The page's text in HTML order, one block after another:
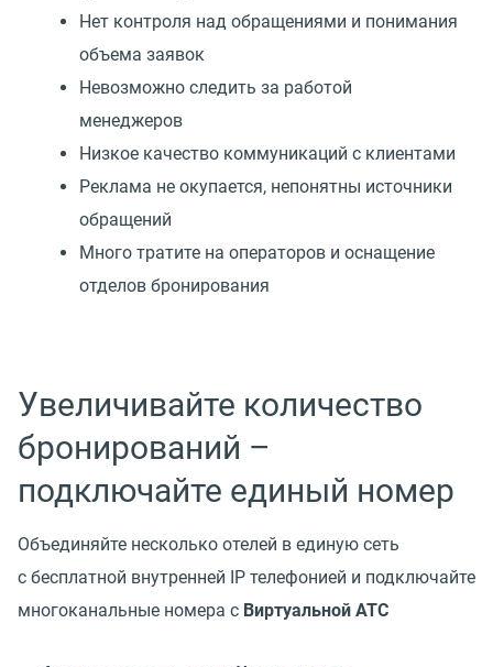
Нет контроля над обращениями и понимания
объема заявок
Невозможно следить за работой
менеджеров
Низкое качество коммуникаций с клиентами
Реклама не окупается, непонятны источники
обращений
Много тратите на операторов и оснащение
отделов бронирования
Увеличивайте количество
бронирований –
подключайте единый номер
Объединяйте несколько отелей в единую сеть
с бесплатной внутренней IP телефонией и подключайте
многоканальные номера с Виртуальной АТС